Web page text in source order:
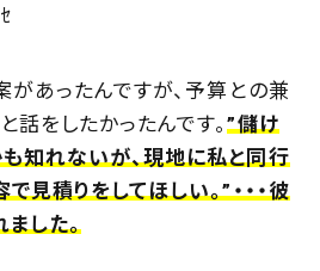
があったんですが、予算との兼
話をしたかったんです。”儲け
知れないが、現地に私と同行
見積りをしてほしい。”・・・彼
した。